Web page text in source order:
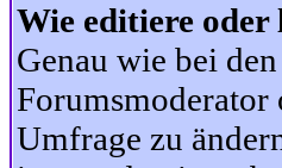
Wie editiere oder
Genau wie bei
Umfrage zu